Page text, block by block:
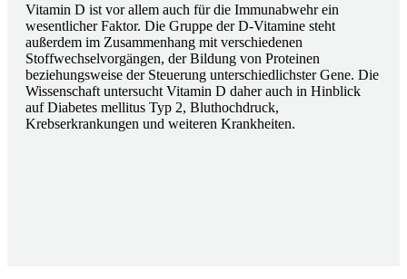
Vitamin D ist vor allem auch für die Immunabwehr ein
wesentlicher Faktor. Die Gruppe der D-Vitamine steht
außerdem im Zusammenhang mit verschiedenen
Stoffwechselvorgängen, der Bildung von Proteinen
beziehungsweise der Steuerung unterschiedlichster Gene. Die
Wissenschaft untersucht Vitamin D daher auch in Hinblick
auf Diabetes mellitus Typ 2, Bluthochdruck,
Krebserkrankungen und weiteren Krankheiten.